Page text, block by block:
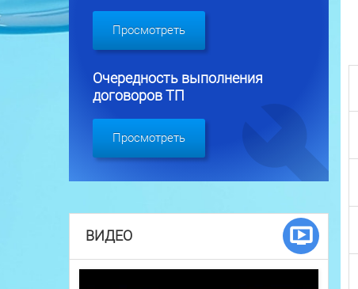
Просмотреть
Очередность выполнения
договоров ТП
Просмотреть
ВИДЕО